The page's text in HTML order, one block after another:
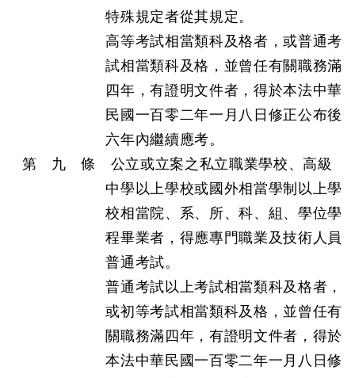
特殊規定者從其規定。
高等考試相當類科及格者，或普通考
試相當類科及格，並曾任有關職務滿
四年，有證明文件者，得於本法中華
民國一百零二年一月八日修正公布後
六年內繼續應考。
第 九 條 公立或立案之私立職業學校、高級
中學以上學校或國外相當學制以上學
校相當院、系、所、科、組、學位學
程畢業者，得應專門職業及技術人員
普通考試。
普通考試以上考試相當類科及格者，
或初等考試相當類科及格，並曾任有
關職務滿四年，有證明文件者，得於
本法中華民國一百零二年一月八日修